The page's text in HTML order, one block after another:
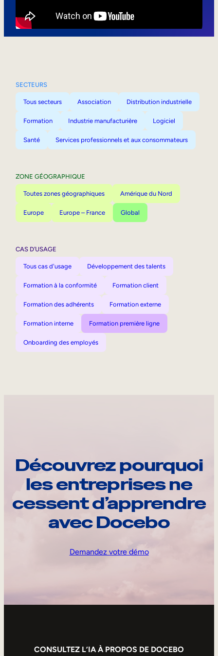
SECTEURS
Tous secteurs Association Distribution industrielle
Formation Industrie manufacturière Logiciel
Santé Services professionnels et aux consommateurs
ZONE GÉOGRAPHIQUE
Toutes zones géographiques Amérique du Nord
Europe Europe – France Global
CAS D’USAGE
Tous cas d'usage Développement des talents
Formation à la conformité Formation client
Formation des adhérents Formation externe
Formation interne Formation première ligne
Onboarding des employés
Découvrez pourquoi
les entreprises ne
cessent d’apprendre
avec Docebo
Demandez votre démo
CONSULTEZ L’IA À PROPOS DE DOCEBO